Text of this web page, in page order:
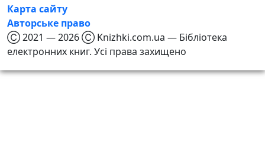
Карта сайту
Авторське право
Ⓒ 2021 — 2026 Ⓒ Knizhki.com.ua — Бібліотека
електронних книг. Усі права захищено